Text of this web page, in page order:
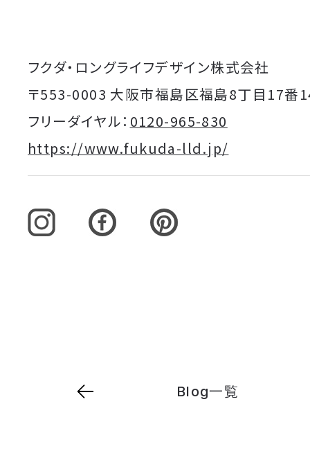
フクダ・ロングライフデザイン株式会社
〒553-0003 大阪市福島区福島8丁目17番
フリーダイヤル： 0120-965-830
https://www.fukuda-lld.jp/
Blog一覧